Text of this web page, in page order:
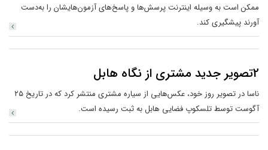
ممکن است به وسیله اینترنت پرسش‌ها و پاسخ‌های آزمون‌هایشان را به‌دست
آورند پیشگیری کند.
2تصویر جدید مشتری از نگاه هابل
ناسا در تصویر روز خود، عکس‌هایی از سیاره مشتری منتشر کرد که در تاریخ ۲۵
آگوست توسط تلسکوپ فضایی هابل به ثبت رسیده است.